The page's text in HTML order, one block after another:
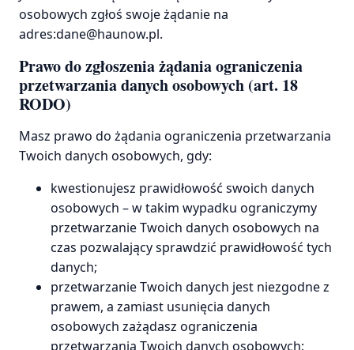
osobowych zgłoś swoje żądanie na
adres:dane@haunow.pl.
Prawo do zgłoszenia żądania ograniczenia
przetwarzania danych osobowych (art. 18
RODO)
Masz prawo do żądania ograniczenia przetwarzania
Twoich danych osobowych, gdy:
kwestionujesz prawidłowość swoich danych
osobowych – w takim wypadku ograniczymy
przetwarzanie Twoich danych osobowych na
czas pozwalający sprawdzić prawidłowość tych
danych;
przetwarzanie Twoich danych jest niezgodne z
prawem, a zamiast usunięcia danych
osobowych zażądasz ograniczenia
przetwarzania Twoich danych osobowych;